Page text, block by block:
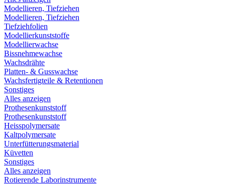
Modellieren, Tiefziehen
Modellieren, Tiefziehen
Tiefziehfolien
Modellierkunststoffe
Modellierwachse
Bissnehmewachse
Wachsdrähte
Platten- & Gusswachse
Wachsfertigteile & Retentionen
Sonstiges
Alles anzeigen
Prothesenkunststoff
Prothesenkunststoff
Heisspolymersate
Kaltpolymersate
Unterfütterungsmaterial
Küvetten
Sonstiges
Alles anzeigen
Rotierende Laborinstrumente